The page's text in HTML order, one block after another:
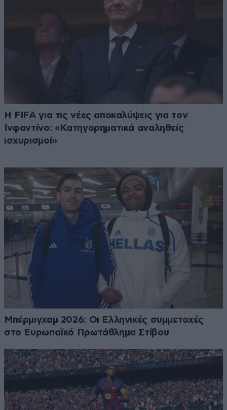
Η FIFA για τις νέες αποκαλύψεις για τον
Ινφαντίνο: «Κατηγορηματικά αναληθείς
ισχυρισμοί»
Μπέρμιγχαμ 2026: Οι Ελληνικές συμμετοχές
στο Ευρωπαϊκό Πρωτάθλημα Στίβου